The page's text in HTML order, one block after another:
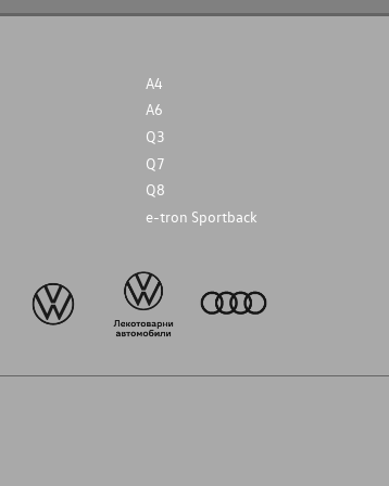
A4
A6
Q3
Q7
Q8
e-tron Sportback